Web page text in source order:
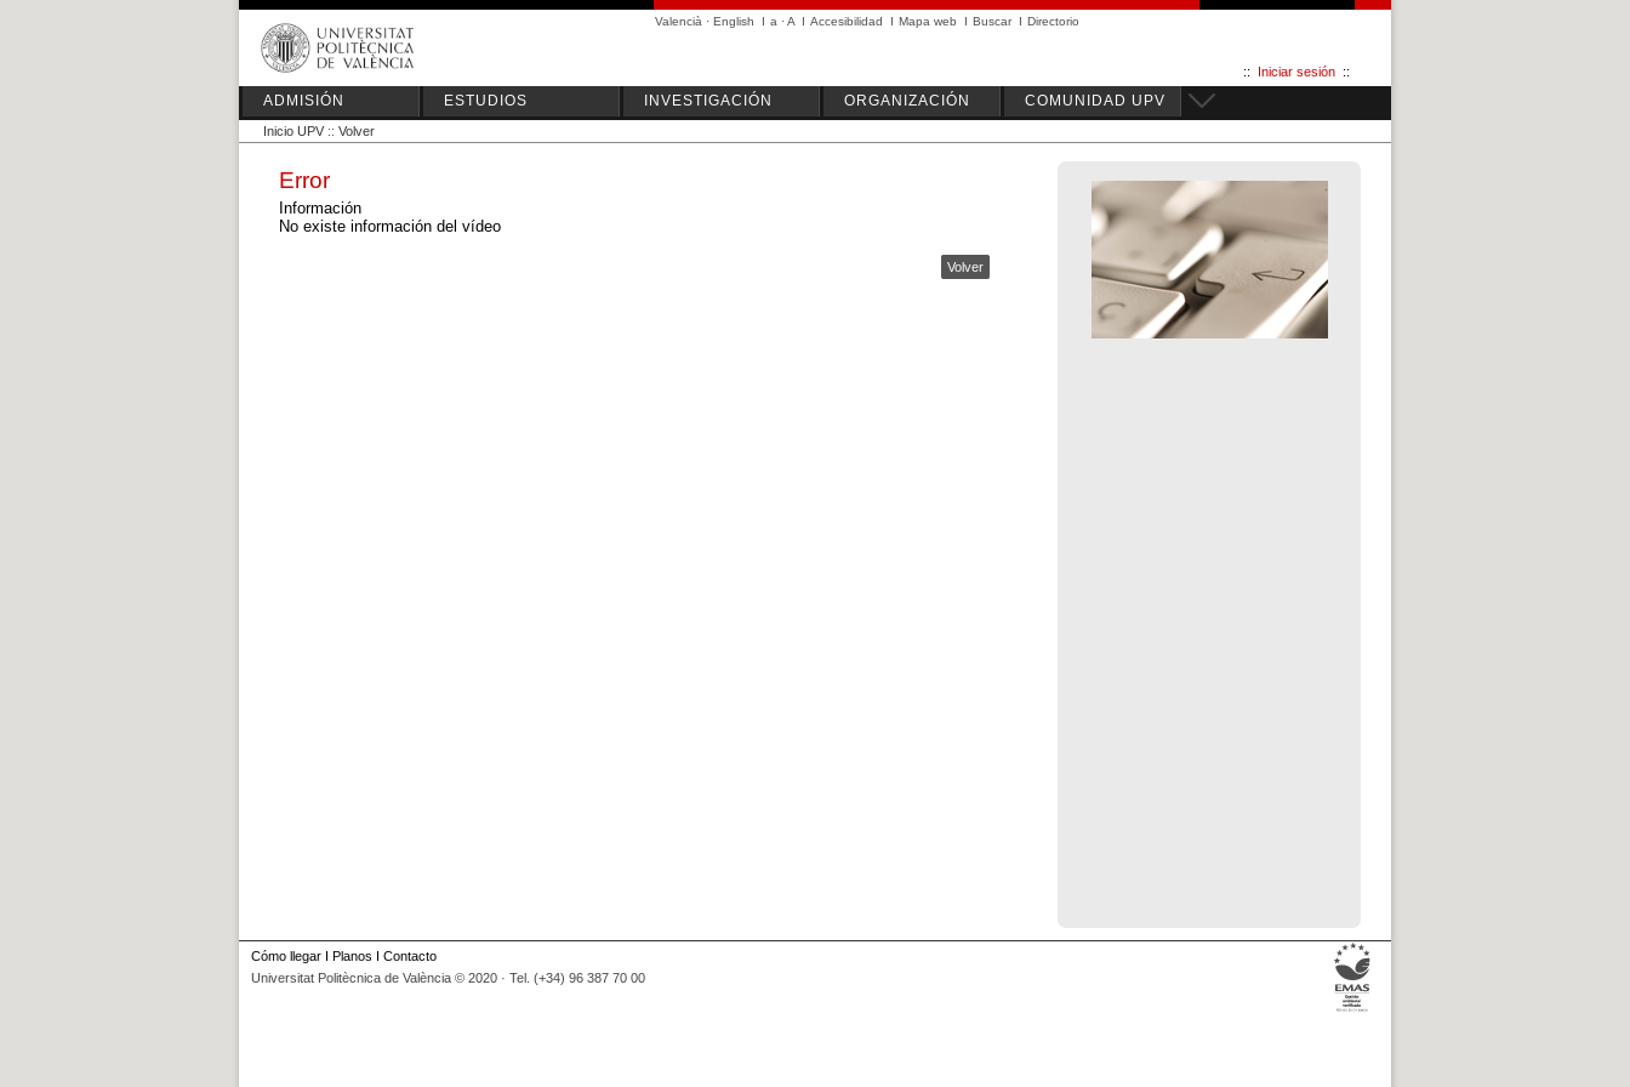
Valencià · English I a ·A I Accesibilidad I Mapa web I Buscar I Directorio
:: Iniciar sesión ::
ADMISIÓN ESTUDIOS INVESTIGACIÓN ORGANIZACIÓN COMUNIDAD UPV
Inicio UPV :: Volver
Error
Información
No existe información del vídeo
Volver
Cómo llegar I Planos I Contacto
Universitat Politècnica de València © 2020 · Tel. (+34) 96 387 70 00